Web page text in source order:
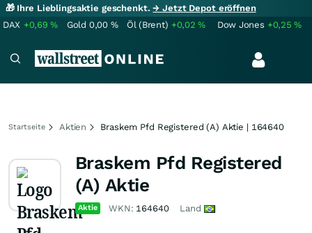
🎁 Ihre Lieblingsaktie geschenkt.→ Jetzt Depot eröffnen
DAX +0,69% Gold 0,00 % Öl (Brent) +0,02% Dow Jones +0,25%
Startseite Aktien Braskem Pfd Registered (A) Aktie | 164640
Braskem Pfd Registered
(A) Aktie
Aktie WKN: 164640 Land